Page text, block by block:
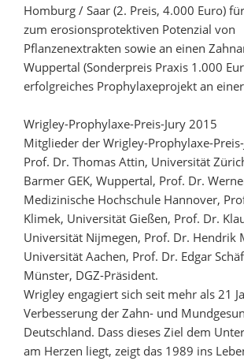
Homburg / Saar (2. Preis, 4.000 Euro)
zum erosionsprotektiven Potenzial von
Pflanzenextrakten sowie an einen
Wuppertal (Sonderpreis Praxis 1.000
erfolgreiches Prophylaxeprojekt an
Wrigley-Prophylaxe-Preis-Jury 2015
Mitglieder der Wrigley-Prophylaxe-
Prof. Dr. Thomas Attin, Universität
Barmer GEK, Wuppertal, Prof. Dr.
Medizinische Hochschule Hannover,
Klimek, Universität Gießen, Prof. Dr.
Universität Nijmegen, Prof. Dr. Hendrik
Universität Aachen, Prof. Dr. Edgar
Münster, DGZ-Präsident.
Wrigley engagiert sich seit mehr als 21
Verbesserung der Zahn- und
Deutschland. Dass dieses Ziel dem
am Herzen liegt, zeigt das 1989 ins